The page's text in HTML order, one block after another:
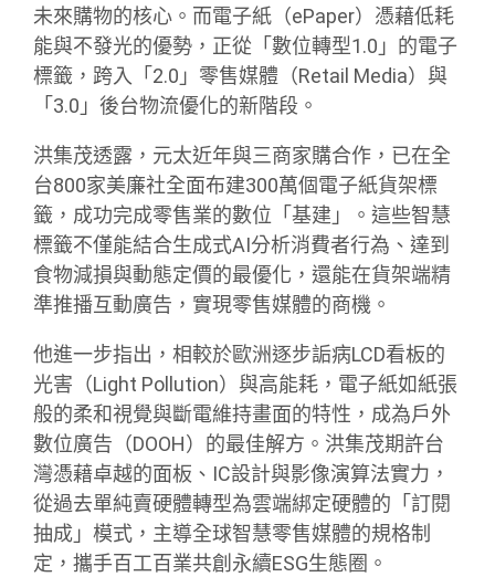
未來購物的核心。而電子紙（ePaper）憑藉低耗
能與不發光的優勢，正從「數位轉型1.0」的電子
標籤，跨入「2.0」零售媒體（Retail Media）與
「3.0」後台物流優化的新階段。
洪集茂透露，元太近年與三商家購合作，已在全
台800家美廉社全面布建300萬個電子紙貨架標
籤，成功完成零售業的數位「基建」。這些智慧
標籤不僅能結合生成式AI分析消費者行為、達到
食物減損與動態定價的最優化，還能在貨架端精
準推播互動廣告，實現零售媒體的商機。
他進一步指出，相較於歐洲逐步詬病LCD看板的
光害（Light Pollution）與高能耗，電子紙如紙張
般的柔和視覺與斷電維持畫面的特性，成為戶外
數位廣告（DOOH）的最佳解方。洪集茂期許台
灣憑藉卓越的面板、IC設計與影像演算法實力，
從過去單純賣硬體轉型為雲端綁定硬體的「訂閱
抽成」模式，主導全球智慧零售媒體的規格制
定，攜手百工百業共創永續ESG生態圈。